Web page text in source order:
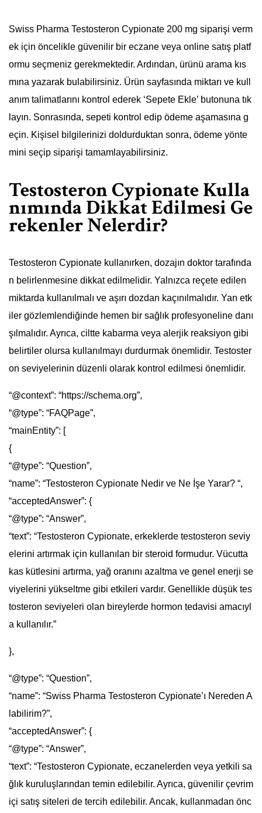
Swiss Pharma Testosteron Cypionate 200 mg siparişi verm
ek için öncelikle güvenilir bir eczane veya online satış platf
ormu seçmeniz gerekmektedir. Ardından, ürünü arama kıs
mına yazarak bulabilirsiniz. Ürün sayfasında miktarı ve kull
anım talimatlarını kontrol ederek ‘Sepete Ekle’ butonuna tık
layın. Sonrasında, sepeti kontrol edip ödeme aşamasına g
eçin. Kişisel bilgilerinizi doldurduktan sonra, ödeme yönte
mini seçip siparişi tamamlayabilirsiniz.
Testosteron Cypionate Kulla
nımında Dikkat Edilmesi Ge
rekenler Nelerdir?
Testosteron Cypionate kullanırken, dozajın doktor tarafında
n belirlenmesine dikkat edilmelidir. Yalnızca reçete edilen
miktarda kullanılmalı ve aşırı dozdan kaçınılmalıdır. Yan etk
iler gözlemlendiğinde hemen bir sağlık profesyoneline danı
şılmalıdır. Ayrıca, ciltte kabarma veya alerjik reaksiyon gibi
belirtiler olursa kullanılmayı durdurmak önemlidir. Testoster
on seviyelerinin düzenli olarak kontrol edilmesi önemlidir.
“@context”: “https://schema.org”,
“@type”: “FAQPage”,
“mainEntity”: [
{
“@type”: “Question”,
“name”: “Testosteron Cypionate Nedir ve Ne İşe Yarar? “,
“acceptedAnswer”: {
“@type”: “Answer”,
“text”: “Testosteron Cypionate, erkeklerde testosteron seviy
elerini artırmak için kullanılan bir steroid formudur. Vücutta
kas kütlesini artırma, yağ oranını azaltma ve genel enerji se
viyelerini yükseltme gibi etkileri vardır. Genellikle düşük tes
tosteron seviyeleri olan bireylerde hormon tedavisi amacıyl
a kullanılır.”
},
“@type”: “Question”,
“name”: “Swiss Pharma Testosteron Cypionate’ı Nereden A
labilirim?”,
“acceptedAnswer”: {
“@type”: “Answer”,
“text”: “Testosteron Cypionate, eczanelerden veya yetkili sa
ğlık kuruluşlarından temin edilebilir. Ayrıca, güvenilir çevrim
içi satış siteleri de tercih edilebilir. Ancak, kullanmadan önc